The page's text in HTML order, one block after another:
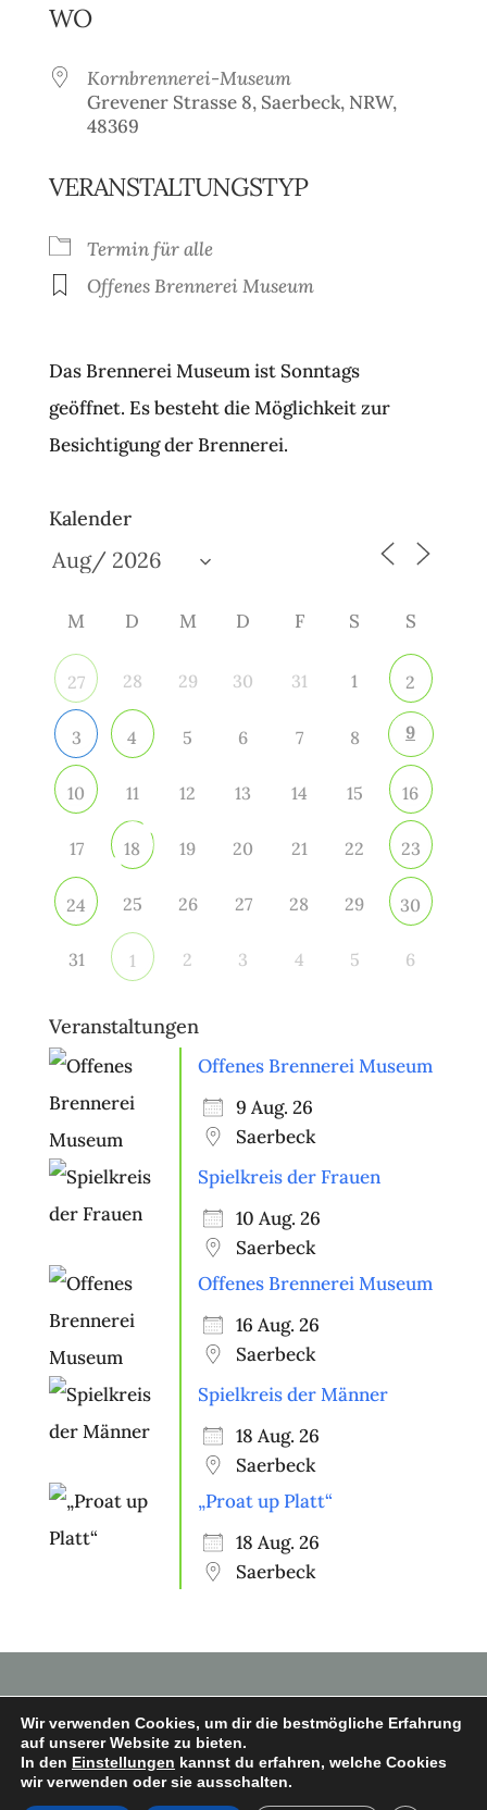
WO
Kornbrennerei-Museum
Grevener Strasse 8, Saerbeck, NRW,
48369
VERANSTALTUNGSTYP
Termin für alle
Offenes Brennerei Museum
Das Brennerei Museum ist Sonntags
geöffnet. Es besteht die Möglichkeit zur
Besichtigung der Brennerei.
Kalender
M D M D F S S
27 28 29 30 31 1 2
3 4 5 6 7 8 9
10 11 12 13 14 15 16
17 18 19 20 21 22 23
24 25 26 27 28 29 30
31 1 2 3 4 5 6
Veranstaltungen
Offenes Brennerei Museum
9 Aug. 26
Saerbeck
Spielkreis der Frauen
10 Aug. 26
Saerbeck
Offenes Brennerei Museum
16 Aug. 26
Saerbeck
Spielkreis der Männer
18 Aug. 26
Saerbeck
„Proat up Platt“
18 Aug. 26
Saerbeck
Copyright © 2026 Heimatverein
Wir verwenden Cookies, um dir die bestmögliche Erfahrung
auf unserer Website zu bieten.
In den Einstellungen kannst du erfahren, welche Cookies
wir verwenden oder sie ausschalten.